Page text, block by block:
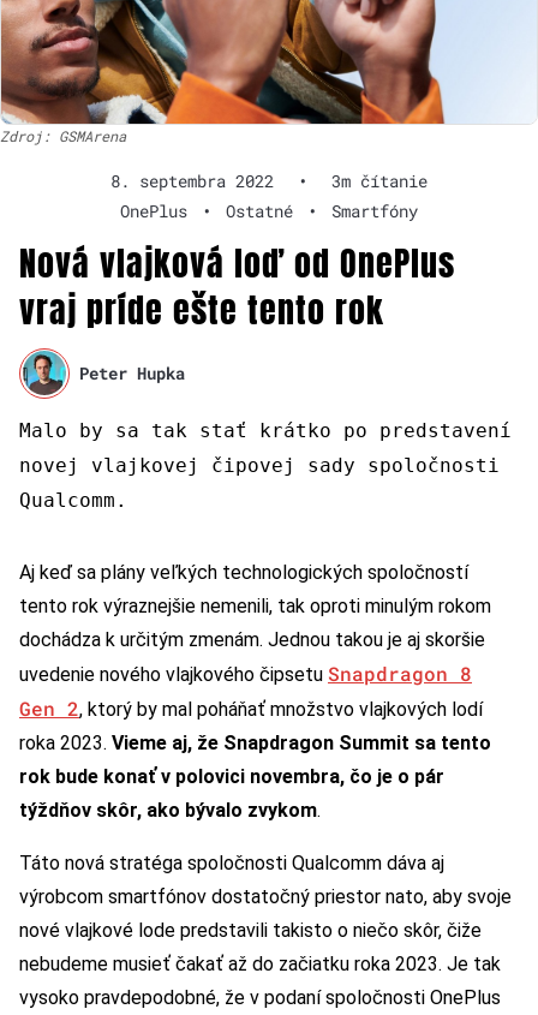
Zdroj: GSMArena
8. septembra 2022 •
3m čítanie
OnePlus
• Ostatné • Smartfóny
Nová vlajková loď od OnePlus
vraj príde ešte tento rok
Peter Hupka
Malo by sa tak stať krátko po predstavení
novej vlajkovej čipovej sady spoločnosti
Qualcomm.
Aj keď sa plány veľkých technologických spoločností
tento rok výraznejšie nemenili, tak oproti minulým rokom
dochádza k určitým zmenám. Jednou takou je aj skoršie
uvedenie nového vlajkového čipsetu Snapdragon 8
Gen 2, ktorý by mal poháňať množstvo vlajkových lodí
roka 2023. Vieme aj, že Snapdragon Summit sa tento
rok bude konať v polovici novembra, čo je o pár
týždňov skôr, ako bývalo zvykom.
Táto nová stratéga spoločnosti Qualcomm dáva aj
výrobcom smartfónov dostatočný priestor nato, aby svoje
nové vlajkové lode predstavili takisto o niečo skôr, čiže
nebudeme musieť čakať až do začiatku roka 2023. Je tak
vysoko pravdepodobné, že v podaní spoločnosti OnePlus